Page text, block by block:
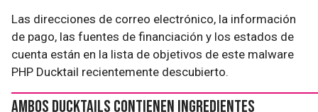
Las direcciones de correo electrónico, la información
de pago, las fuentes de financiación y los estados de
cuenta están en la lista de objetivos de este malware
PHP Ducktail recientemente descubierto.
Ambos Ducktails contienen ingredientes